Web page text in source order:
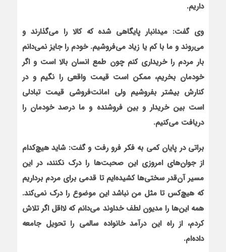
داریم.
وی گفت: میدان‏بار پایگاهی شده که کالا را می‌گذارند و
می‌روند و ما با کم یا زیاد می‌فروشیم. خودم را جایز نمی‌دانم
بار مردم را خریداری کنم چون طمع انسان بالا است و اگر
خودمان بخریم، ممکن است قیمت واقعی را نگیم و در
کنارش بیشتر بفروشیم ولی امانت‌فروشی قیمت تبادلی
است بین خریدار و بین فروشنده و ما درصد خودمان را
دریافت می‌کنیم.
براتی در پایان کمی به فکر فرو رفت و گفت: شاید هیچ‌کدام
از جوان‌های امروزی این صحبت‌ها را درک نکنند، در این
مسیر آن‌قدر سختی‌ها کشیده‌ایم تا قدمی برای مردم برداریم
که هیچ‌کس تا مثل من نباشد این موضوع را درک نمی‌کند.
همه این‌ها را مدیون لطف خداوند می‌دانم که لااقل اگر تلاش
کردم، از راه این درآمد خانواده سالمی را تحویل جامعه
داده‌ام.